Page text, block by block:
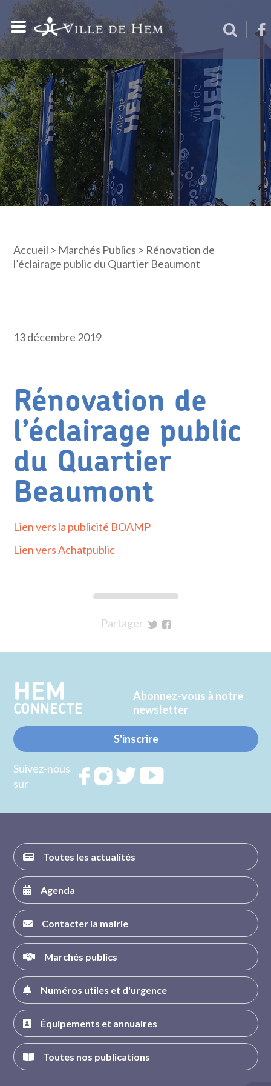
Accueil > Marchés Publics > Rénovation de
l’éclairage public du Quartier Beaumont
13 décembre 2019
Rénovation de
l’éclairage public
du Quartier
Beaumont
Lien vers la publicité BOAMP
Lien vers Achatpublic
Partager
Twitter
Facebook
HEM
CONNECTE
Abonnez-vous à notre
newsletter
S'inscrire
Suivez-nous
sur
RejoignezRejoignezRejoignez
Toutes les actualités
Agenda
Contacter la mairie
Marchés publics
Numéros utiles et d'urgence
Équipements et annuaires
Toutes nos publications